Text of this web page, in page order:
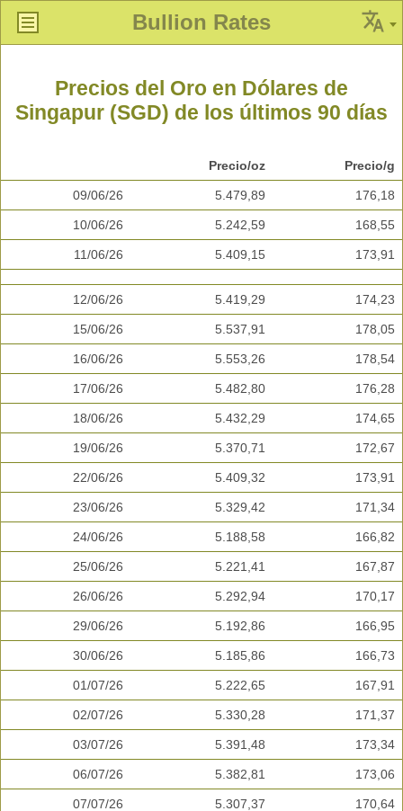
Bullion Rates
Precios del Oro en Dólares de
Singapur (SGD) de los últimos 90 días
Precio/oz Precio/g
09/06/26 5.479,89 176,18
10/06/26 5.242,59 168,55
11/06/26 5.409,15 173,91
12/06/26 5.419,29 174,23
15/06/26 5.537,91 178,05
16/06/26 5.553,26 178,54
17/06/26 5.482,80 176,28
18/06/26 5.432,29 174,65
19/06/26 5.370,71 172,67
22/06/26 5.409,32 173,91
23/06/26 5.329,42 171,34
24/06/26 5.188,58 166,82
25/06/26 5.221,41 167,87
26/06/26 5.292,94 170,17
29/06/26 5.192,86 166,95
30/06/26 5.185,86 166,73
01/07/26 5.222,65 167,91
02/07/26 5.330,28 171,37
03/07/26 5.391,48 173,34
06/07/26 5.382,81 173,06
07/07/26 5.307,37 170,64